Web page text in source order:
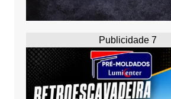
Publicidade 7